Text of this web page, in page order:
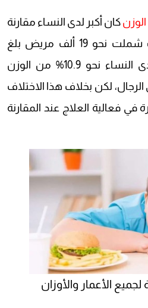
كان أكبر لدى النساء مقارنة
بالرجال، ففي ست تجارب شملت نحو 19 ألف مريض بلغ
متوسط فقدان الوزن لدى النساء نحو 10.9% من الوزن
6.8% لدى الرجال، لكن بخلاف هذا الاختلاف
في فعالية العلاج عند المقارنة